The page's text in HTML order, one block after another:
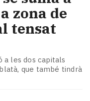
zona de
tensat
a les dos capitals
que també tindrà